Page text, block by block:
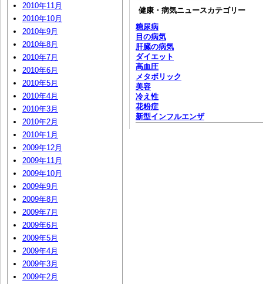
健康・病気ニュースカテゴリー
糖尿病
目の病気
肝臓の病気
ダイエット
高血圧
メタボリック
美容
冷え性
花粉症
新型インフルエンザ
2010年11月
2010年10月
2010年9月
2010年8月
2010年7月
2010年6月
2010年5月
2010年4月
2010年3月
2010年2月
2010年1月
2009年12月
2009年11月
2009年10月
2009年9月
2009年8月
2009年7月
2009年6月
2009年5月
2009年4月
2009年3月
2009年2月